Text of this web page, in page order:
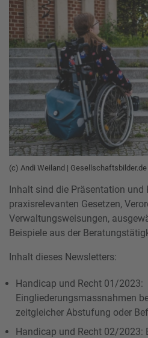
(c) Andi Weiland | Gesellschaftsbilder.de
Inhalt sind die Präsentation und
praxisrelevanten Gesetzen,
Verwaltungsweisungen,
Beispiele aus der
Inhalt dieses Newsletters:
Handicap und Recht 01/2023:
Eingliederungsmassnahmen
zeitgleicher Abstufung oder
Handicap und Recht 02/2023: